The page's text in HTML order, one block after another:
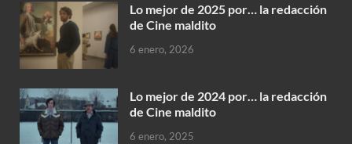
Lo mejor de 2025 por… la redacción
de Cine maldito
6 enero, 2026
Lo mejor de 2024 por… la redacción
de Cine maldito
6 enero, 2025